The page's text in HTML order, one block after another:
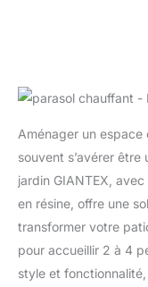
Aménager un
souvent s’avérer
jardin GIANTEX,
en résine, offre une
transformer votre
pour accueillir 2 à 4
style et